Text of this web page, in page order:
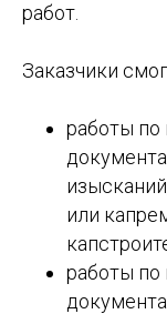
работ.
Заказчики
работы по
или
работы по